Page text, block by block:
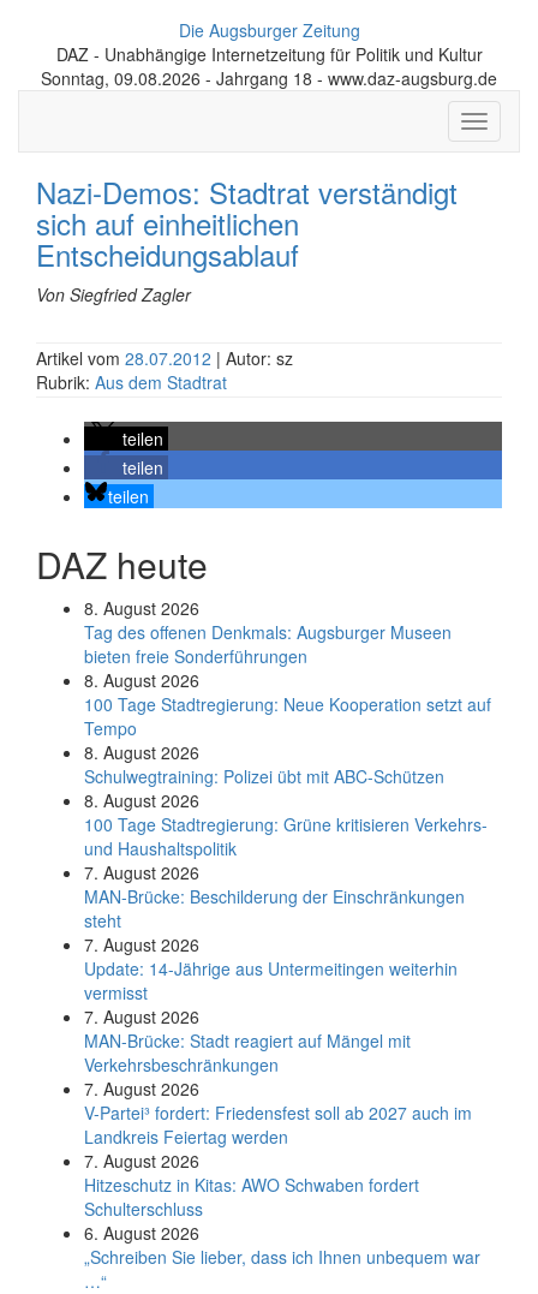
Die Augsburger Zeitung
DAZ - Unabhängige Internetzeitung für Politik und Kultur
Sonntag, 09.08.2026 - Jahrgang 18 - www.daz-augsburg.de
Toggle
Nazi-Demos: Stadtrat verständigt
sich auf einheitlichen
Entscheidungsablauf
Von Siegfried Zagler
Artikel vom 28.07.2012 | Autor: sz
Rubrik: Aus dem Stadtrat
teilen
teilen
teilen
DAZ heute
8. August 2026
Tag des offenen Denkmals: Augsburger Museen
bieten freie Sonderführungen
8. August 2026
100 Tage Stadtregierung: Neue Kooperation setzt auf
Tempo
8. August 2026
Schul­weg­trai­ning: Poli­zei übt mit ABC-Schüt­zen
8. August 2026
100 Tage Stadtregierung: Grüne kritisieren Verkehrs-
und Haushaltspolitik
7. August 2026
MAN-Brücke: Beschilderung der Einschränkungen
steht
7. August 2026
Update: 14-Jährige aus Untermeitingen weiterhin
vermisst
7. August 2026
MAN-Brücke: Stadt reagiert auf Mängel mit
Verkehrsbeschränkungen
7. August 2026
V-Partei­³ fordert: Friedens­fest soll ab 2027 auch im
Land­kreis Feier­tag werden
7. August 2026
Hitzeschutz in Kitas: AWO Schwaben fordert
Schulterschluss
6. August 2026
„Schreiben Sie lieber, dass ich Ihnen unbequem war
…“